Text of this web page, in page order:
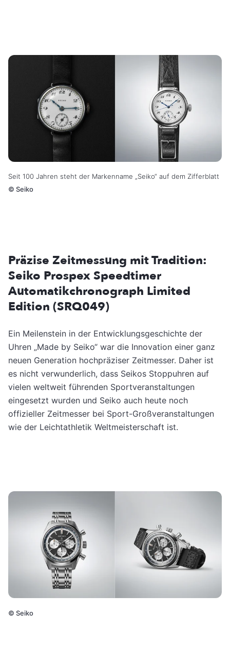
Seit 100 Jahren steht der Markenname „Seiko“ auf dem Zifferblatt
© Seiko
Präzise Zeitmessung mit Tradition:
Seiko Prospex Speedtimer
Automatikchronograph Limited
Edition (SRQ049)
Ein Meilenstein in der Entwicklungsgeschichte der
Uhren „Made by Seiko“ war die Innovation einer ganz
neuen Generation hochpräziser Zeitmesser. Daher ist
es nicht verwunderlich, dass Seikos Stoppuhren auf
vielen weltweit führenden Sportveranstaltungen
eingesetzt wurden und Seiko auch heute noch
offizieller Zeitmesser bei Sport-Großveranstaltungen
wie der Leichtathletik Weltmeisterschaft ist.
© Seiko